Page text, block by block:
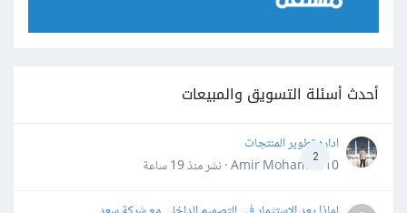
أحدث أسئلة التسويق والمبيعات
2
اداره تطوير المنتجات
Amir Mohamed10 · نشر
منذ 19 ساعة